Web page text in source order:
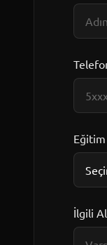
İlgili